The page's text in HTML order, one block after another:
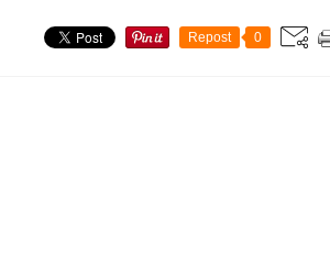
Repost 0